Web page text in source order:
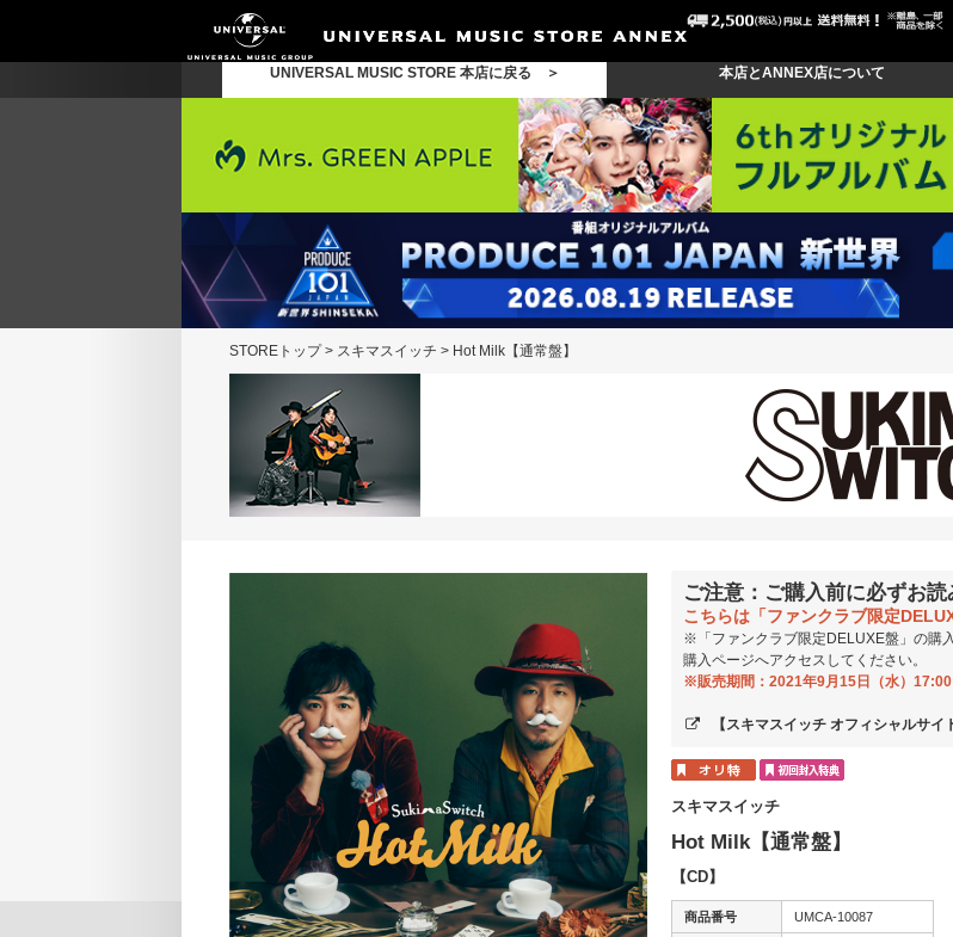
UNIVERSAL MUSIC STORE 本店に戻る ＞ 本店とANNEX店について
STOREトップ> スキマスイッチ > Hot Milk【通常盤】
ご注意：ご購入前に必ずお読
こちらは「ファンクラブ限定
※「ファンクラブ限定DELUXE盤」の購
購入ページへアクセスしてください。
※販売期間：2021年9月15日（水）
【スキマスイッチ オフィシャルサイ
スキマスイッチ
Hot Milk【通常盤】
【CD】
商品番号 UMCA-10087